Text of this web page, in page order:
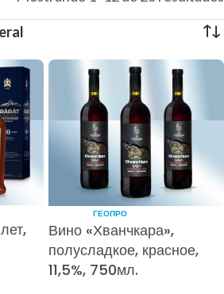
ГЕОПРО
Вино «Хванчкара»,
полусладкое, красное,
11,5%, 750мл.